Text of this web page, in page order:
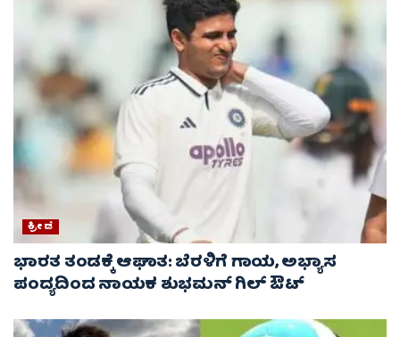
ಕ್ರೀಡೆ
ಭಾರತ ತಂಡಕ್ಕೆ ಆಘಾತ: ಬೆರಳಿಗೆ ಗಾಯ, ಅಭ್ಯಾಸ
ಪಂದ್ಯದಿಂದ ನಾಯಕ ಶುಭಮನ್ ಗಿಲ್ ಔಟ್